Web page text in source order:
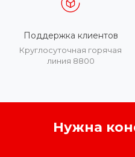
Поддержка клиентов
Круглосуточная горячая
линия 8800
Нужна